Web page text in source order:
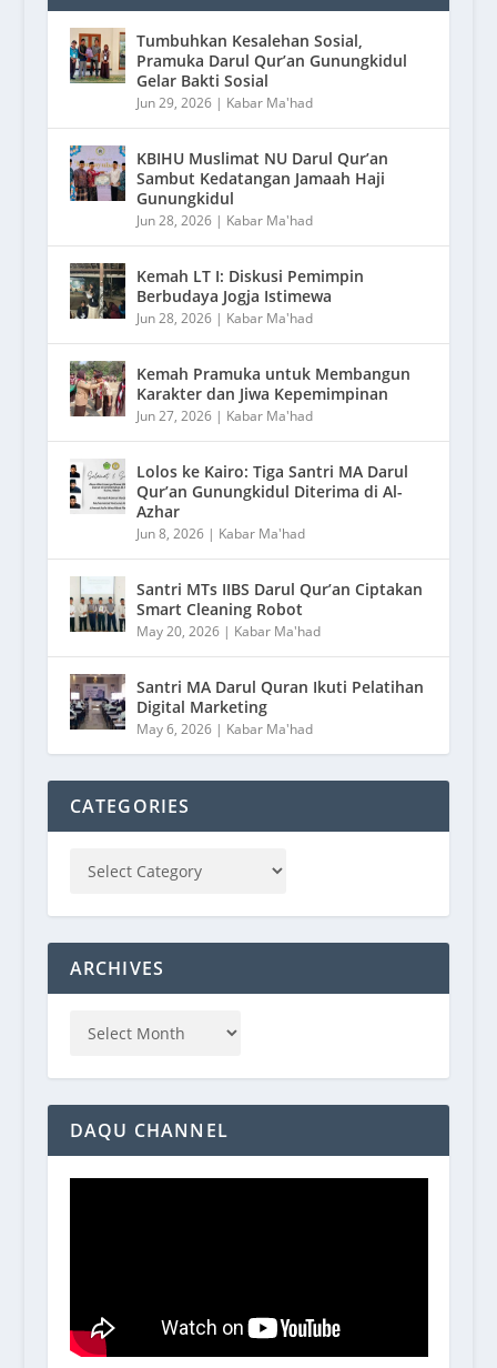
Tumbuhkan Kesalehan Sosial,
Pramuka Darul Qur’an Gunungkidul
Gelar Bakti Sosial
Jun 29, 2026| Kabar Ma'had
KBIHU Muslimat NU Darul Qur’an
Sambut Kedatangan Jamaah Haji
Gunungkidul
Jun 28, 2026| Kabar Ma'had
Kemah LT I: Diskusi Pemimpin
Berbudaya Jogja Istimewa
Jun 28, 2026| Kabar Ma'had
Kemah Pramuka untuk Membangun
Karakter dan Jiwa Kepemimpinan
Jun 27, 2026| Kabar Ma'had
Lolos ke Kairo: Tiga Santri MA Darul
Qur’an Gunungkidul Diterima di Al-
Azhar
Jun 8, 2026| Kabar Ma'had
Santri MTs IIBS Darul Qur’an Ciptakan
Smart Cleaning Robot
May 20, 2026| Kabar Ma'had
Santri MA Darul Quran Ikuti Pelatihan
Digital Marketing
May 6, 2026| Kabar Ma'had
CATEGORIES
ARCHIVES
DAQU CHANNEL